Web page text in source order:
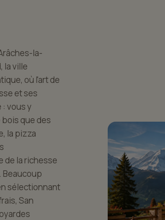
la-
la ville
où l'art de
et ses
vous y
que des
la pizza
de la richesse
Beaucoup
sélectionnant
San